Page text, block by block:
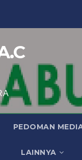
PEDOMAN
LAINNYA